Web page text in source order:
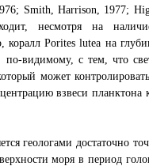
Smith, Harrison, 1977;
несмотря на
Porites lutea на
видимому, с тем, что
может
взвеси планктона
геологами достаточно
моря в период